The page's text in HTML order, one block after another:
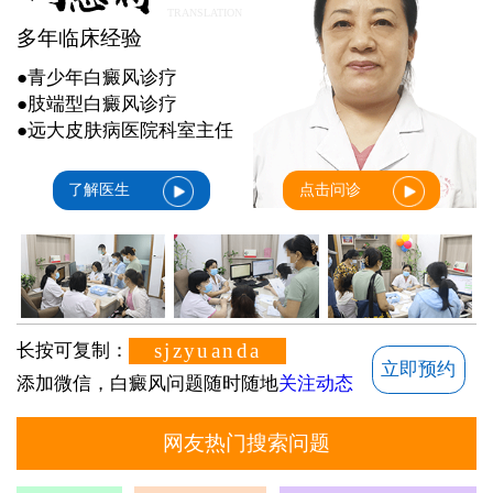
多年临床经验
●青少年白癜风诊疗
●肢端型白癜风诊疗
●远大皮肤病医院科室主任
了解医生 点击问诊
长按可复制： sjzyuanda
添加微信，白癜风问题随时随地关注动态
立即预约
网友热门搜索问题